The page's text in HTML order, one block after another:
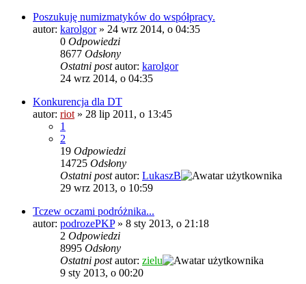
Poszukuję numizmatyków do współpracy.
autor: karolgor» 24 wrz 2014, o 04:35
0 Odpowiedzi
8677 Odsłony
Ostatni postautor: karolgor
24 wrz 2014, o 04:35
Konkurencja dla DT
autor: riot » 28 lip 2011, o 13:45
1
2
19 Odpowiedzi
14725 Odsłony
Ostatni postautor: LukaszB
29 wrz 2013, o 10:59
Tczew oczami podróżnika...
autor: podrozePKP» 8 sty 2013, o 21:18
2 Odpowiedzi
8995 Odsłony
Ostatni postautor: zielu
9 sty 2013, o 00:20